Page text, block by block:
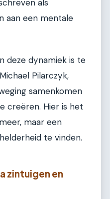
als
aan een mentale
deze dynamiek is te
Pilarczyk,
samenkomen
creëren. Hier is het
maar een
te vinden.
zintuigen en